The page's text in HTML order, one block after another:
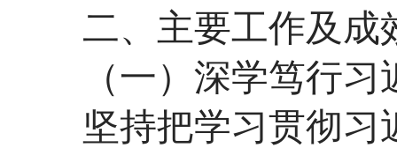
二、主要工作及成
（一）深学笃行
坚持把学习贯彻